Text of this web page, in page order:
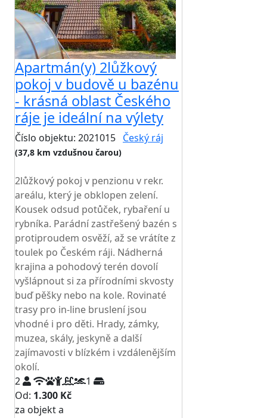
Apartmán(y) 2lůžkový
pokoj v budově u bazénu
- krásná oblast Českého
ráje je ideální na výlety
Číslo objektu: 2021015 Český ráj
(37,8 km vzdušnou čarou)
2lůžkový pokoj v penzionu v rekr.
areálu, který je obklopen zelení.
Kousek odsud potůček, rybaření u
rybníka. Parádní zastřešený bazén s
protiproudem osvěží, až se vrátíte z
toulek po Českém ráji. Nádherná
krajina a pohodový terén dovolí
vyšlápnout si za přírodními skvosty
buď pěšky nebo na kole. Rovinaté
trasy pro in-line bruslení jsou
vhodné i pro děti. Hrady, zámky,
muzea, skály, jeskyně a další
zajímavosti v blízkém i vzdálenějším
okolí.
2
1
Od: 1.300 Kč
za objekt a